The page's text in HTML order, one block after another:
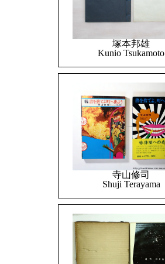
塚本邦雄
Kunio Tsukamoto
寺山修司
Shuji Terayama